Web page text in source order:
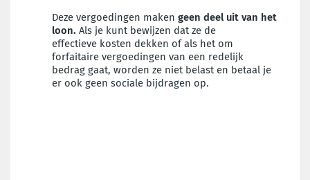
Deze vergoedingen maken geen deel uit van het
loon. Als je kunt bewijzen dat ze de
effectieve kosten dekken of als het om
forfaitaire vergoedingen van een redelijk
bedrag gaat, worden ze niet belast en betaal je
er ook geen sociale bijdragen op.